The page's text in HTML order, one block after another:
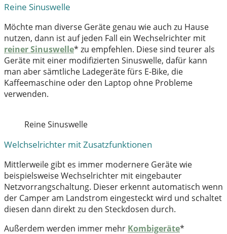
Reine Sinuswelle
Möchte man diverse Geräte genau wie auch zu Hause
nutzen, dann ist auf jeden Fall ein Wechselrichter mit
reiner Sinuswelle* zu empfehlen. Diese sind teurer als
Geräte mit einer modifizierten Sinuswelle, dafür kann
man aber sämtliche Ladegeräte fürs E-Bike, die
Kaffeemaschine oder den Laptop ohne Probleme
verwenden.
Reine Sinuswelle
Welchselrichter mit Zusatzfunktionen
Mittlerweile gibt es immer modernere Geräte wie
beispielsweise Wechselrichter mit eingebauter
Netzvorrangschaltung. Dieser erkennt automatisch wenn
der Camper am Landstrom eingesteckt wird und schaltet
diesen dann direkt zu den Steckdosen durch.
Außerdem werden immer mehr Kombigeräte*